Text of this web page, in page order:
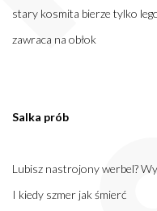
stary kosmita bierze tylko
zawraca na obłok
Salka prób
Lubisz nastrojony werbel?
I kiedy szmer jak śmierć